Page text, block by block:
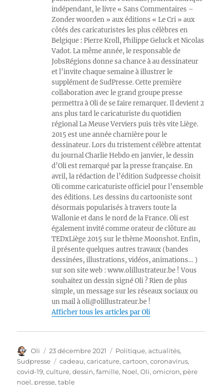
indépendant, le livre « Sans Commentaires –
Zonder woorden » aux éditions « Le Cri » aux
côtés des caricaturistes les plus célèbres en
Belgique : Pierre Kroll, Philippe Geluck et Nicolas
Vadot. La même année, le responsable de
JobsRégions donne sa chance à au dessinateur
et l’invite chaque semaine à illustrer le
supplément de SudPresse. Cette première
collaboration avec le grand groupe presse
permettra à Oli de se faire remarquer. Il devient 2
ans plus tard le caricaturiste du quotidien
régional La Meuse Verviers puis très vite Liège.
2015 est une année charnière pour le
dessinateur. Lors du tristement célèbre attentat
du journal Charlie Hebdo en janvier, le dessin
d’Oli est remarqué par la presse française. En
avril, la rédaction de l’édition Sudpresse choisit
Oli comme caricaturiste officiel pour l’ensemble
des éditions. Les dessins du cartooniste sont
désormais popularisés à travers toute la
Wallonie et dans le nord de la France. Oli est
également invité comme orateur de clôture au
TEDxLiège 2015 sur le thème Moonshot. Enfin,
il présente quelques autres travaux (bandes
dessinées, illustrations, vidéos, animations… )
sur son site web : www.olillustrateur.be ! Vous
souhaitez un dessin signé Oli ? Rien de plus
simple, un message sur les réseaux sociaux ou
un mail à oli@olillustrateur.be !
Afficher tous les articles par Oli
Auteur
Oli
Publié
le
23 décembre 2021 Catégories
Politique, actualités,
Sudpresse
Étiquettes
cadeau,caricature,cartoon,coronavirus,
covid-19,culture,dessin,famille, Noel,Oli,omicron, père
noel, presse,table